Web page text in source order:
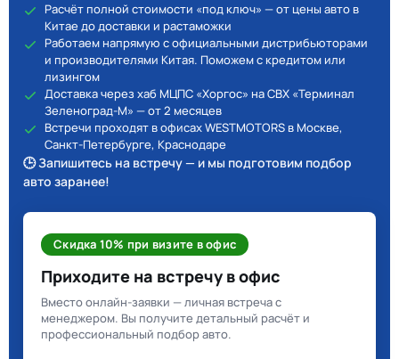
Расчёт полной стоимости «под ключ» — от цены авто в
Китае до доставки и растаможки
Работаем напрямую с официальными дистрибьюторами
и производителями Китая. Поможем с кредитом или
лизингом
Доставка через хаб МЦПС «Хоргос» на СВХ «Терминал
Зеленоград-М» — от 2 месяцев
Встречи проходят в офисах WESTMOTORS в Москве,
Санкт-Петербурге, Краснодаре
🕒 Запишитесь на встречу — и мы подготовим подбор
авто заранее!
Скидка 10% при визите в офис
Приходите на встречу в офис
Вместо онлайн-заявки — личная встреча с
менеджером. Вы получите детальный расчёт и
профессиональный подбор авто.